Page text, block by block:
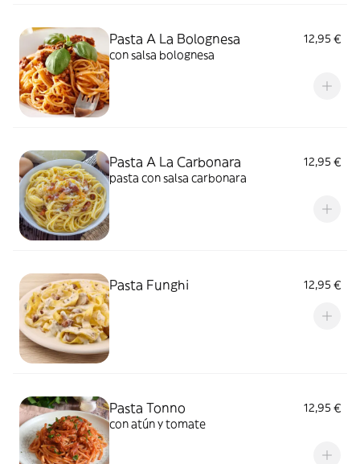
Pasta A La Bolognesa
12,95 €
con salsa bolognesa
Pasta A La Carbonara
12,95 €
pasta con salsa carbonara
Pasta Funghi 12,95 €
Pasta Tonno
12,95 €
con atún y tomate